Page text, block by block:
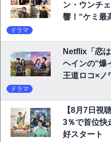
ン・ウンチ
響！“ケミ最
ドラマ
Netflix「恋
ヘインの“爆
王道ロコ×ノ
ドラマ
【8月7日視
3％で首位快
好スタート